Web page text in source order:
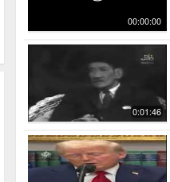
00:00:00
0:01:46